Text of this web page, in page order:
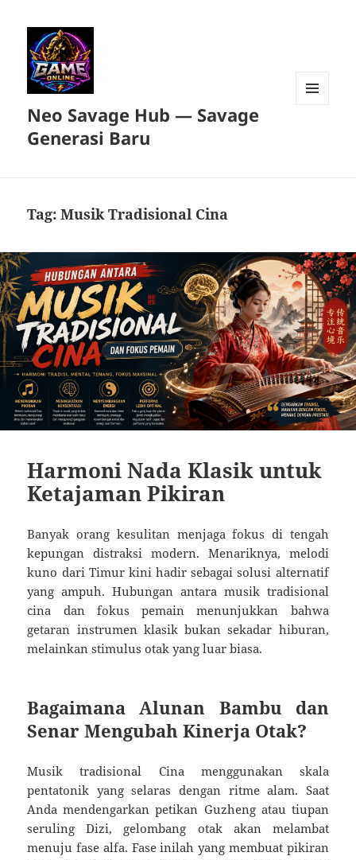
Neo Savage Hub — Savage
Generasi Baru
Tag:Musik Tradisional Cina
Harmoni Nada Klasik untuk
Ketajaman Pikiran
Banyak orang kesulitan menjaga fokus di tengah
kepungan distraksi modern. Menariknya, melodi
kuno dari Timur kini hadir sebagai solusi alternatif
yang ampuh. Hubungan antara musik tradisional
cina dan fokus pemain menunjukkan bahwa
getaran instrumen klasik bukan sekadar hiburan,
melainkan stimulus otak yang luar biasa.
Bagaimana Alunan Bambu dan
Senar Mengubah Kinerja Otak?
Musik tradisional Cina menggunakan skala
pentatonik yang selaras dengan ritme alam. Saat
Anda mendengarkan petikan Guzheng atau tiupan
seruling Dizi, gelombang otak akan melambat
menuju fase alfa. Fase inilah yang membuat pikiran